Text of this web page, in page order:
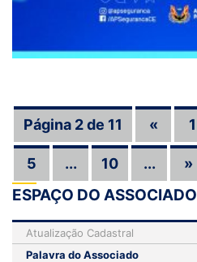
Página 2 de 11 « 1
5 ... 10 ... »
ESPAÇO DO ASSOCIADO
Atualização Cadastral
Palavra do Associado